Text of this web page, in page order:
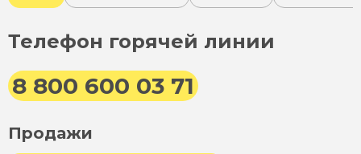
Телефон горячей линии
8 800 600 03 71
Продажи